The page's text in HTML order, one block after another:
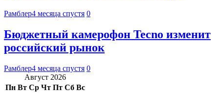
Рамблер4 месяца спустя 0
Бюджетный камерофон Tecno изменит
российский рынок
Рамблер4 месяца спустя 0
Август 2026
Пн Вт Ср Чт Пт Сб Вс